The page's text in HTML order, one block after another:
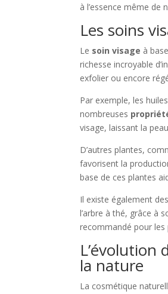
à l’essence même de
Les soins
Le soin visage à
richesse incroyable
exfolier ou encore
Par exemple, les
nombreuses
visage, laissant la
D’autres plantes,
favorisent la
base de ces plantes
Il existe également
l’arbre à thé, grâce à
recommandé pour
L’évolution
la nature
La cosmétique